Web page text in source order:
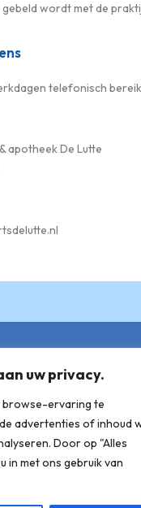
uw privacy.
browse-ervaring te
advertenties of inhoud
Door op "Alles
in met ons gebruik van
wordt met de
telefonisch
apotheek De Lutte